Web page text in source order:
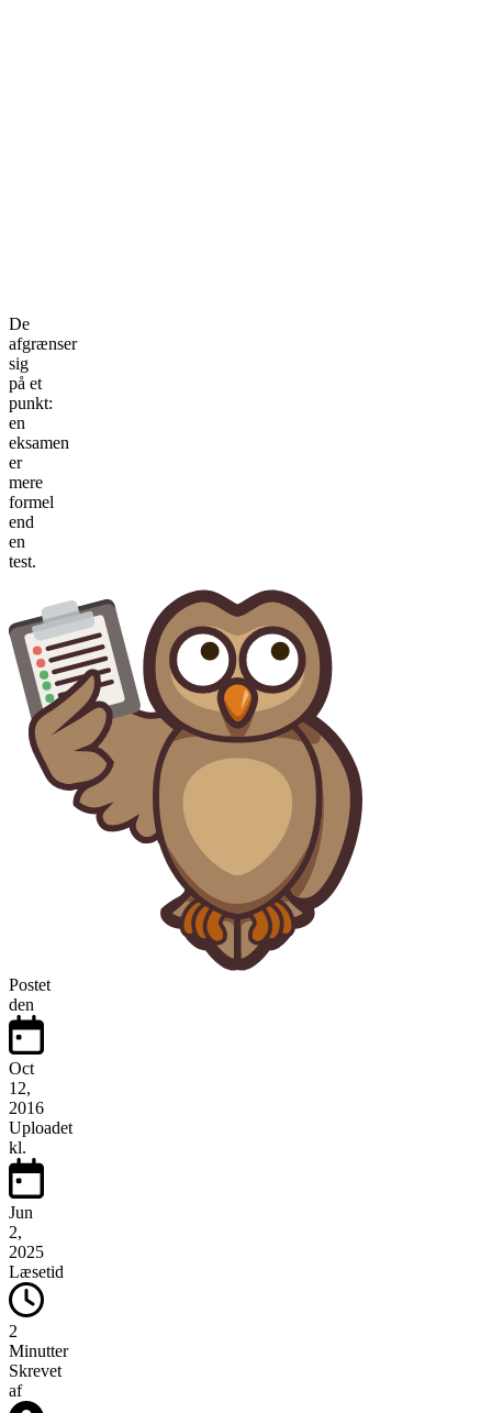
De
afgrænser
sig
på et
punkt:
en
eksamen
er
mere
formel
end
en
test.
Postet
den
Oct
12,
2016
Uploadet
kl.
Jun
2,
2025
Læsetid
2
Minutter
Skrevet
af